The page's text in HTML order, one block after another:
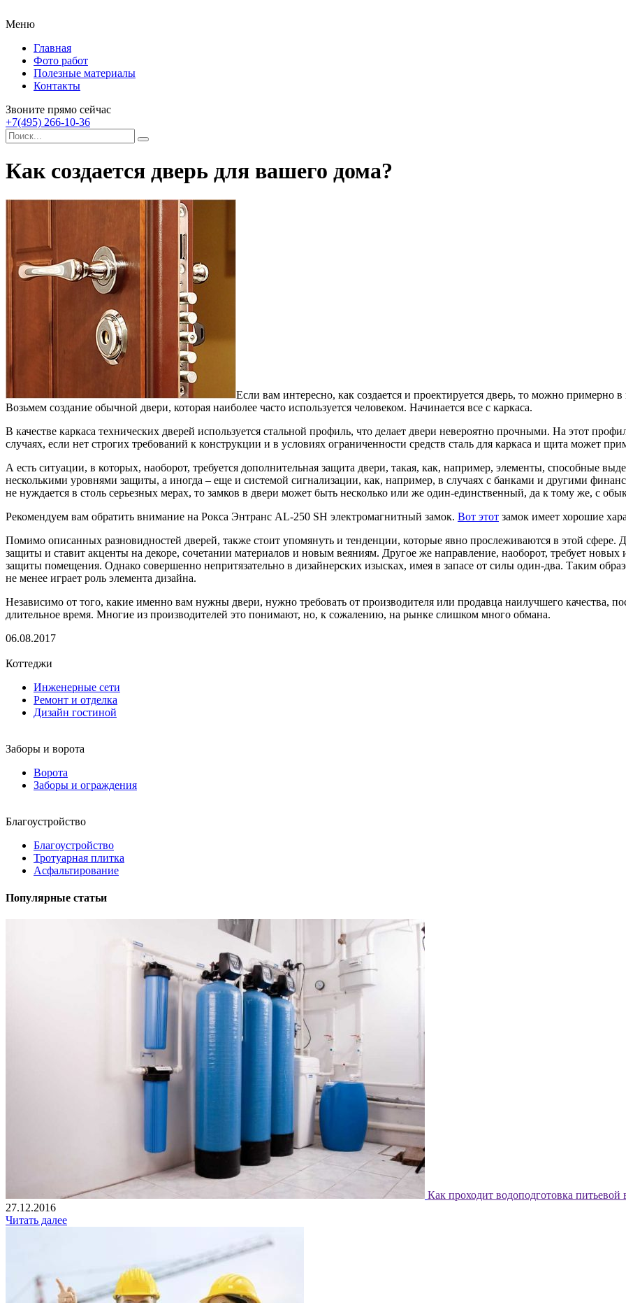
Меню
Главная
Фото работ
Полезные материалы
Контакты
Звоните прямо сейчас
+7(495) 266-10-36
Как создается дверь для вашего дома?
Если вам интересно, как создается и проектируется дверь, то можно примерно
Возьмем создание обычной двери, которая наиболее часто используется человеком. Начинается все с каркаса.
В качестве каркаса технических дверей используется стальной профиль, что делает двери невероятно прочными. На этот
случаях, если нет строгих требований к конструкции и в условиях ограниченности средств сталь для каркаса и щита может
А есть ситуации, в которых, наоборот, требуется дополнительная защита двери, такая, как, например, элементы, способные
несколькими уровнями защиты, а иногда – еще и системой сигнализации, как, например, в случаях с банками и другими
не нуждается в столь серьезных мерах, то замков в двери может быть несколько или же один-единственный, да к тому же, с
Рекомендуем вам обратить внимание на Рокса Энтранс AL-250 SH электромагнитный замок. Вот этот замок имеет хорошие
Помимо описанных разновидностей дверей, также стоит упомянуть и тенденции, которые явно прослеживаются в этой
защиты и ставит акценты на декоре, сочетании материалов и новым веяниям. Другое же направление, наоборот, требует
защиты помещения. Однако совершенно непритязательно в дизайнерских изысках, имея в запасе от силы один-два. Таким
не менее играет роль элемента дизайна.
Независимо от того, какие именно вам нужны двери, нужно требовать от производителя или продавца наилучшего качества,
длительное время. Многие из производителей это понимают, но, к сожалению, на рынке слишком много обмана.
06.08.2017
Коттеджи
Инженерные сети
Ремонт и отделка
Дизайн гостиной
Заборы и ворота
Ворота
Заборы и ограждения
Благоустройство
Благоустройство
Тротуарная плитка
Асфальтирование
Популярные статьи
Как проходит водоподготовка питьевой
27.12.2016
Читать далее